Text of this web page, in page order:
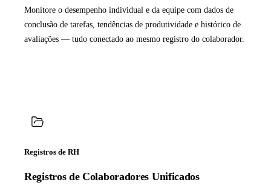
Monitore o desempenho individual e da equipe com dados de
conclusão de tarefas, tendências de produtividade e histórico de
avaliações — tudo conectado ao mesmo registro do colaborador.
Registros de RH
Registros de Colaboradores Unificados